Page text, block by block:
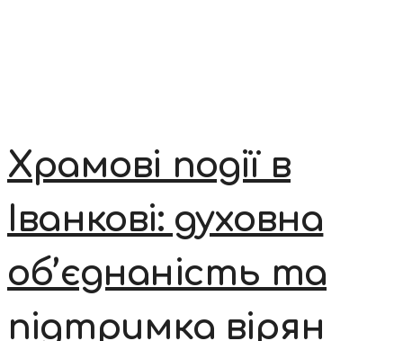
Храмові події в
Іванкові: духовна
об’єднаність та
підтримка вірян